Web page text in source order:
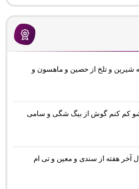
شیرین و تلخ از حصین و ماهسون و
کم کنم گوش از بیگ شگی و سامی
آخر هفته از سندی و معین و تی ام